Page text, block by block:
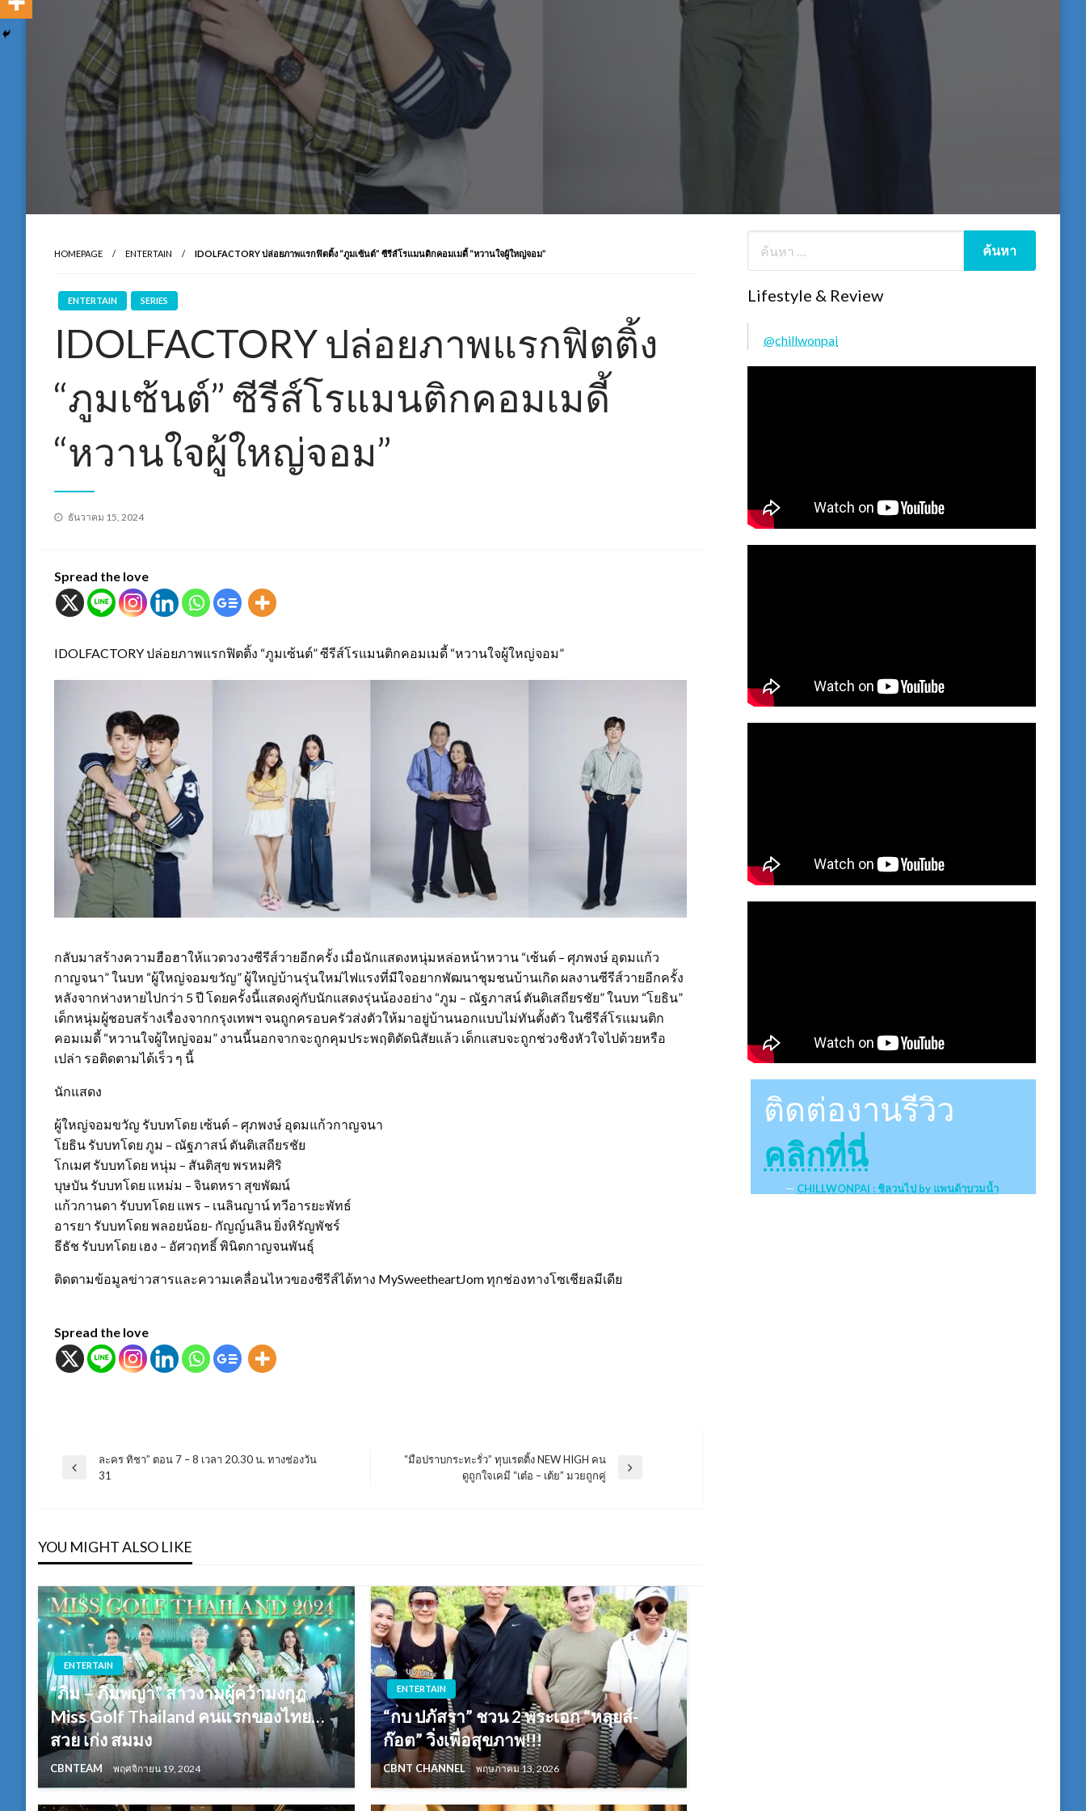
HOMEPAGE ENTERTAIN IDOLFACTORY ปล่อยภาพแรกฟิตติ้ง “ภูมเซ้นต์” ซีรีส์โรแมนติกคอมเมดี้ “หวานใจผู้ใหญ่จอม”
ENTERTAIN SERIES
IDOLFACTORY ปล่อยภาพแรกฟิตติ้ง
“ภูมเซ้นต์” ซีรีส์โรแมนติกคอมเมดี้
“หวานใจผู้ใหญ่จอม”
Posted
ธันวาคม 15, 2024
Spread the love
IDOLFACTORY ปล่อยภาพแรกฟิตติ้ง “ภูมเซ้นต์” ซีรีส์โรแมนติกคอมเมดี้ “หวานใจผู้ใหญ่จอม”
กลับมาสร้างความฮือฮาให้แวดวงวงซีรีส์วายอีกครั้ง เมื่อนักแสดงหนุ่มหล่อหน้าหวาน “เซ้นต์ – ศุภพงษ์ อุดมแก้ว
กาญจนา” ในบท “ผู้ใหญ่จอมขวัญ” ผู้ใหญ่บ้านรุ่นใหม่ไฟแรงที่มีใจอยากพัฒนาชุมชนบ้านเกิด ผลงานซีรีส์วายอีกครั้ง
หลังจากห่างหายไปกว่า 5 ปี โดยครั้งนี้แสดงคู่กับนักแสดงรุ่นน้องอย่าง “ภูม – ณัฐภาสน์ ตันติเสถียรชัย” ในบท “โยธิน”
เด็กหนุ่มผู้ชอบสร้างเรื่องจากกรุงเทพฯ จนถูกครอบครัวส่งตัวให้มาอยู่บ้านนอกแบบไม่ทันตั้งตัว ในซีรีส์โรแมนติก
คอมเมดี้ “หวานใจผู้ใหญ่จอม” งานนี้นอกจากจะถูกคุมประพฤติดัดนิสัยแล้ว เด็กแสบจะถูกช่วงชิงหัวใจไปด้วยหรือ
เปล่า รอติดตามได้เร็ว ๆ นี้
นักแสดง
ผู้ใหญ่จอมขวัญ รับบทโดย เซ้นต์ – ศุภพงษ์ อุดมแก้วกาญจนา
โยธิน รับบทโดย ภูม – ณัฐภาสน์ ตันติเสถียรชัย
โกเมศ รับบทโดย หนุ่ม – สันติสุข พรหมศิริ
บุษบัน รับบทโดย แหม่ม – จินตหรา สุขพัฒน์
แก้วกานดา รับบทโดย แพร – เนลินญาน์ ทวีอารยะพัทธ์
อารยา รับบทโดย พลอยน้อย- กัญญ์นลิน ยิ่งหิรัญพัชร์
ธีธัช รับบทโดย เฮง – อัศวฤทธิ์ พินิตกาญจนพันธุ์
ติดตามข้อมูลข่าวสารและความเคลื่อนไหวของซีรีส์ได้ทาง MySweetheartJom ทุกช่องทางโซเชียลมีเดีย
Spread the love
แนะแนว
Previous
ละคร ทิชา” ตอน 7 – 8 เวลา 20.30 น. ทางช่องวัน
31
“มือปราบกระทะรั่ว” ทุบเรตติ้ง NEW HIGH คน
ดูถูกใจเคมี “เต๋อ – เต้ย” มวยถูกคู่
YOU MIGHT ALSO LIKE
ENTERTAIN
“ภิม – ภิมพญา” สาวงามผู้คว้ามงกุฎ
Miss Golf Thailand คนแรกของไทย…
สวย เก่ง สมมง
CBNTEAM พฤศจิกายน 19, 2024
ENTERTAIN
“กบ ปภัสรา” ชวน 2 พระเอก “หลุยส์-
ก๊อต” วิ่งเพื่อสุขภาพ!!!
CBNT CHANNEL พฤษภาคม 13, 2026
Lifestyle & Review
@chillwonpai
ติดต่องานรีวิว
คลิกที่นี่
CHILLWONPAI : ชิลวนไป by แพนด้าบวมน้ำ